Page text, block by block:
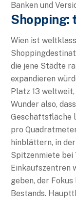
Banken und
Shopping:
Wien ist
die jene Städte
expandieren
Platz 13
Wunder also,
Geschäftsfläche
pro
hinblättern, in
Spitzenmiete bei
Einkaufszentren
geben, der
Bestands.